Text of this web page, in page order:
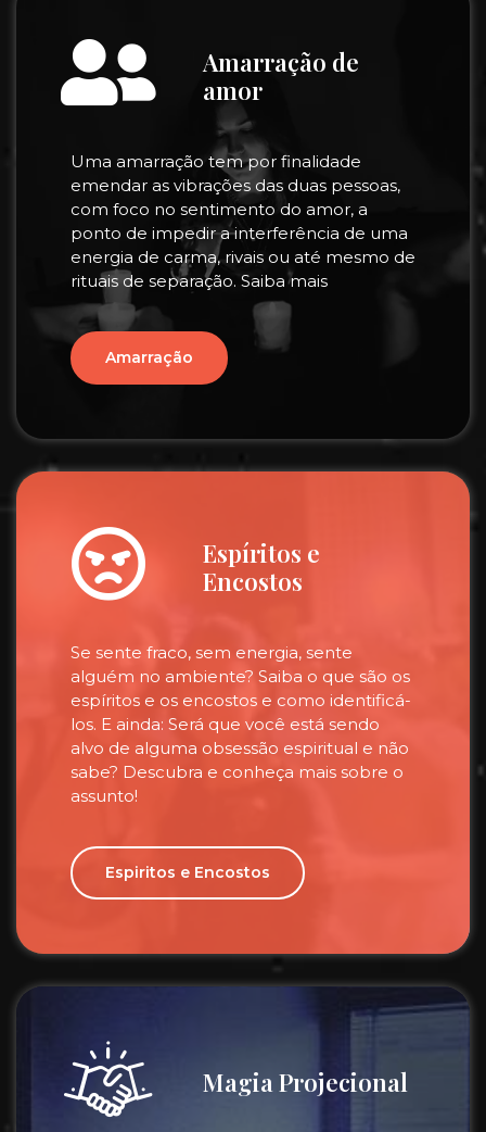
Amarração de
amor
Uma amarração tem por finalidade
emendar as vibrações das duas pessoas,
com foco no sentimento do amor, a
ponto de impedir a interferência de uma
energia de carma, rivais ou até mesmo de
rituais de separação. Saiba mais
Amarração
Espíritos e
Encostos
Se sente fraco, sem energia, sente
alguém no ambiente? Saiba o que são os
espíritos e os encostos e como identificá-
los. E ainda: Será que você está sendo
alvo de alguma obsessão espiritual e não
sabe? Descubra e conheça mais sobre o
assunto!
Espiritos e Encostos
Magia Projecional